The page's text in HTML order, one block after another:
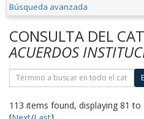
Búsqueda avanzada
CONSULTA DEL
ACUERDOS
113 items found, displaying 81 to